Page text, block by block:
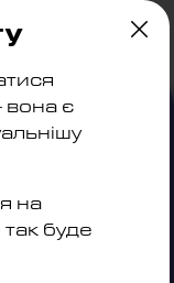
вона є
на
так буде